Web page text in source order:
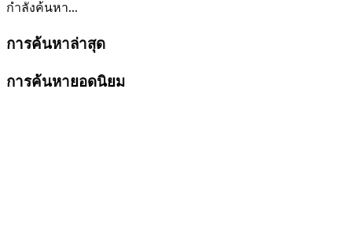
กำลังค้นหา...
การค้นหาล่าสุด
การค้นหายอดนิยม